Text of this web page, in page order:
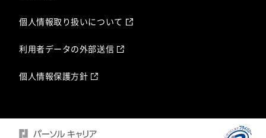
個人情報取り扱いについて
利用者データの外部送信
個人情報保護方針